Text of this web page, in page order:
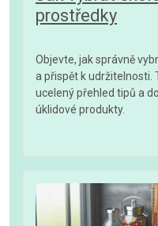
prostředky
Objevte, jak správně
a přispět k udržitelnosti.
ucelený přehled tipů a
úklidové produkty.